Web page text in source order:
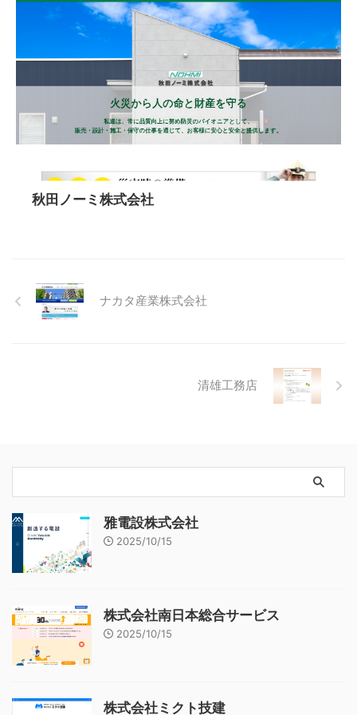
秋田ノーミ株式会社
ナカタ産業株式会社
清雄工務店
雅電設株式会社
2025/10/15
株式会社南日本総合サービス
2025/10/15
株式会社ミクト技建